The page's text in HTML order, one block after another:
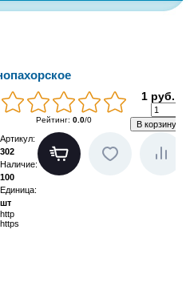
Рейтинг: 0.0/0
1 руб.
Артикул:
302
Наличие:
100
Единица:
шт
http
https